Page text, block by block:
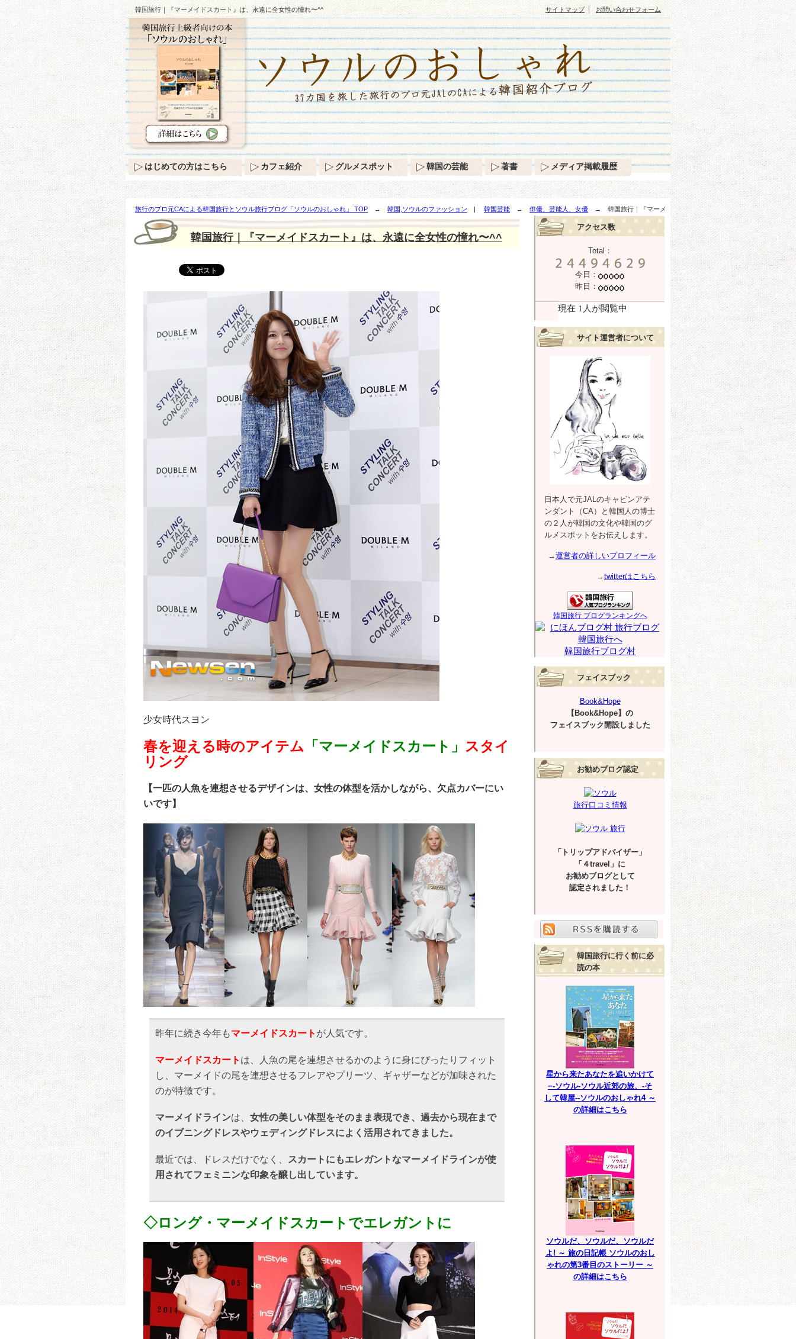
韓国旅行｜『マーメイドスカート』は、永遠に全女性の憧れ〜^^
旅行のプロ元CAによる韓国旅行とソウル旅行ブログ「ソウルのおしゃれ」 TOP → 韓国,ソウルのファッション | 韓国芸能 → 俳優、芸能人、女優 → 韓国旅行｜『マーメ
イドスカート』は、永遠に全女性の憧れ〜^^
韓国旅行｜『マーメイドスカート』は、永遠に全女性の憧れ〜^^
少女時代スヨン
春を迎える時のアイテム 「マーメイドスカート」 スタイ
リング
【一匹の人魚を連想させるデザインは、女性の体型を活かしながら、欠点カバーにい
いです】
昨年に続き今年もマーメイドスカート が人気です。
マーメイドスカート は、人魚の尾を連想させるかのように身にぴったりフィット
し、マーメイドの尾を連想させるフレアやプリーツ、ギャザーなどが加味された
のが特徴です。
マーメイドラインは、 女性の美しい体型をそのまま表現でき、過去から現在まで
のイブニングドレスやウェディングドレスによく活用されてきました。
最近では、ドレスだけでなく、
スカートにもエレガントなマーメイドラインが使
用されてフェミニンな印象を醸し出しています。
◇ロング・マーメイドスカートでエレガントに
アクセス数
Total：
今日：
昨日：
サイト運営者について
日本人で元JALのキャビンアテ
ンダント（CA）と韓国人の博士
の２人が韓国の文化や韓国のグ
ルメスポットをお伝えします。
→運営者の詳しいプロフィール
→twitterはこちら
韓国旅行 ブログランキングへ
韓国旅行ブログ村
フェイスブック
Book&Hope
【Book&Hope】の
フェイスブック開設しました
お勧めブログ認定
旅行口コミ情報
「トリップアドバイザー」
「４travel」に
お勧めブログとして
認定されました！
韓国旅行に行く前に必
読の本
星から来たあなたを追いかけて
−-ソウル-ソウル近郊の旅、-そ
して韓屋--ソウルのおしゃれ4 ～
の詳細はこちら
ソウルだ、ソウルだ、ソウルだ
よ! ～ 旅の日記帳 ソウルのおし
ゃれの第3番目のストーリー ～
の詳細はこちら
サイトマップ｜ お問い合わせフォーム
はじめての方はこちら カフェ紹介 グルメスポット 韓国の芸能 著書 メディア掲載履歴